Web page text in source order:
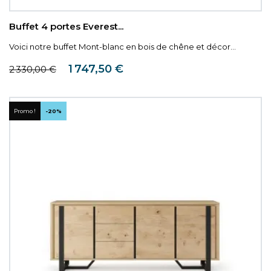
Buffet 4 portes Everest...
Voici notre buffet Mont-blanc en bois de chêne et décor...
Prix de base
2 330,00 € Prix
1 747,50 €
Promo ! -20%